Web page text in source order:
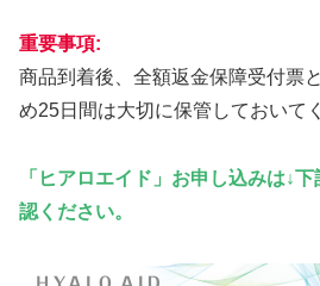
重要事項:
商品到着後、全額返金保障受付票
め25日間は大切に保管しておいて
「ヒアロエイド」 お申し込みは↓下
認ください。